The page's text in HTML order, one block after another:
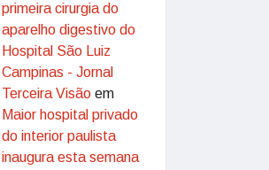
primeira cirurgia do
aparelho digestivo do
Hospital São Luiz
Campinas - Jornal
Terceira Visão em
Maior hospital privado
do interior paulista
inaugura esta semana